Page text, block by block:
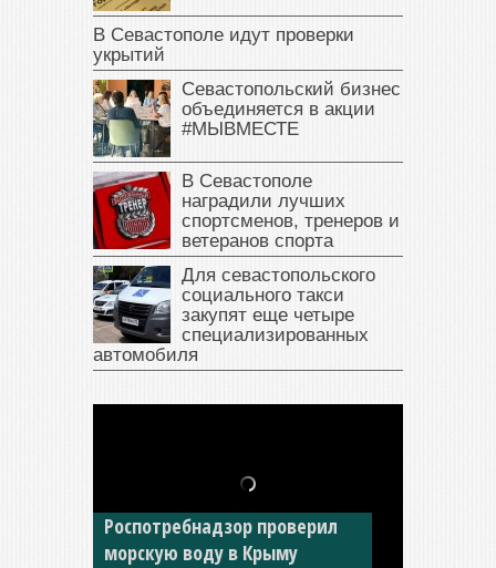
В Севастополе идут проверки
укрытий
Севастопольский бизнес
объединяется в акции
#МЫВМЕСТЕ
В Севастополе
наградили лучших
спортсменов, тренеров и
ветеранов спорта
Для севастопольского
социального такси
закупят еще четыре
специализированных
автомобиля
Роспотребнадзор проверил
морскую воду в Крыму
В Крыму у жителя Саки
изъяли автомобиль —
накопил долги по штрафам
ГИБДД